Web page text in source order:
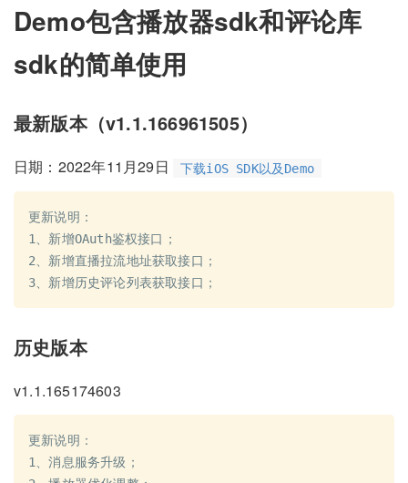
Demo包含播放器sdk和评论库
sdk的简单使用
最新版本（v1.1.166961505）
日期：2022年11月29日 下载iOS SDK以及Demo
更新说明：
1、新增OAuth鉴权接口；
2、新增直播拉流地址获取接口；
历史版本
v1.1.165174603
更新说明：
1、消息服务升级；